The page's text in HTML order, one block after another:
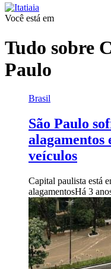
Você está em
Tudo sobre
Paulo
Brasil
São Paulo
alagamentos
veículos
Capital paulista está
alagamentosHá 3